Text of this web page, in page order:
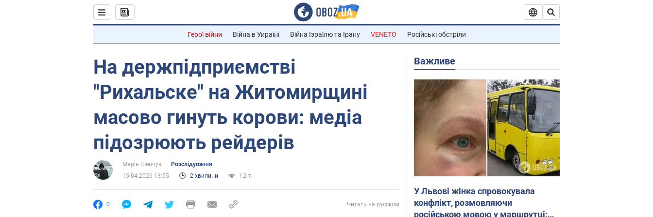
Герої війни Війна в Україні Війна Ізраїлю та Ірану VENETO Російські обстріли
На держпідприємстві
"Рихальске" на Житомирщині
масово гинуть корови: медіа
підозрюють рейдерів
Марія Шевчук
Розслідування
15.04.2026 13:55
2 хвилини 1,2 т.
0 Читать на русском
Важливе
У Львові жінка спровокувала
конфлікт, розмовляючи
російською мовою у маршрутці: